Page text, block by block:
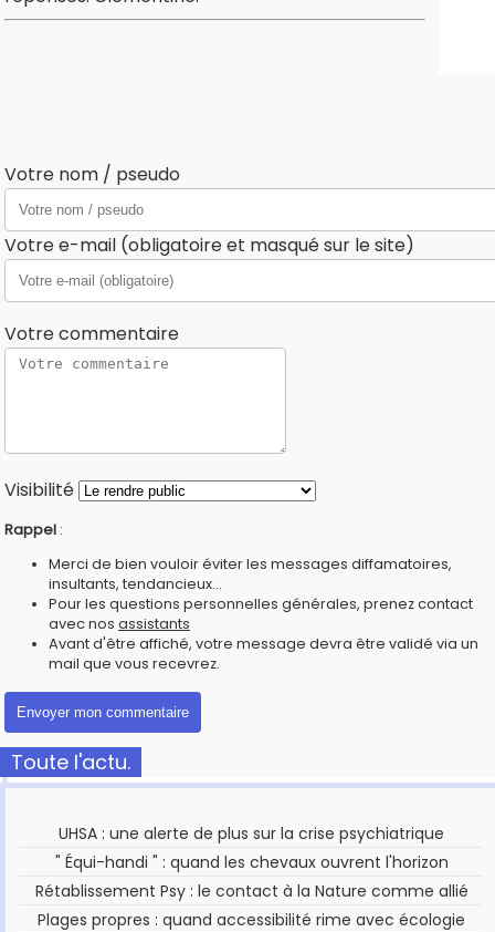
Votre nom / pseudo
Votre e-mail (obligatoire et masqué sur le site)
Votre commentaire
Visibilité
Rappel :
Merci de bien vouloir éviter les messages diffamatoires,
insultants, tendancieux...
Pour les questions personnelles générales, prenez contact
avec nos assistants
Avant d'être affiché, votre message devra être validé via un
mail que vous recevrez.
Toute l'actu.
UHSA : une alerte de plus sur la crise psychiatrique
" Équi-handi " : quand les chevaux ouvrent l'horizon
Rétablissement Psy : le contact à la Nature comme allié
Plages propres : quand accessibilité rime avec écologie